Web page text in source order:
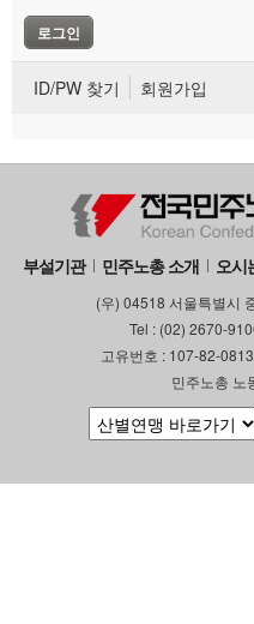
ID/PW 찾기 회원가입
부설기관 민주노총 소개 오시
(우) 04518 서울특별시
Tel : (02) 2670-
고유번호 : 107-82-
민주노총 노